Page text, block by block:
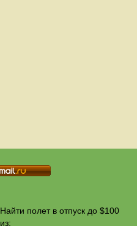
Найти полет в отпуск до $100
из: